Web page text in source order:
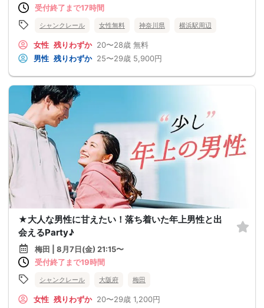
受付終了まで17時間
シャンクレール 女性無料 神奈川県 横浜駅周辺
女性 残りわずか 20〜28歳 無料
男性 残りわずか 25〜29歳 5,900円
★大人な男性に甘えたい！落ち着いた年上男性と出
会えるParty♪
梅田 | 8月7日(金) 21:15〜
受付終了まで19時間
シャンクレール 大阪府 梅田
女性 残りわずか 20〜29歳 1,200円